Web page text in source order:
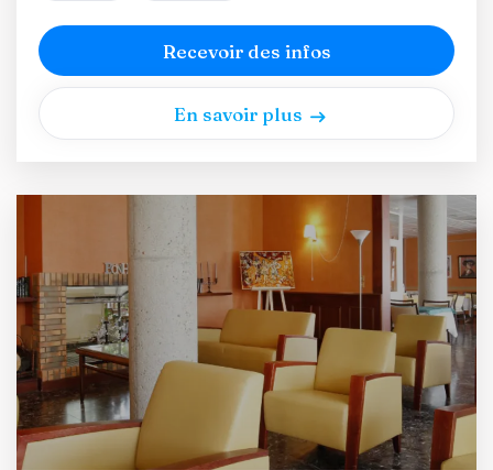
Recevoir des infos
En savoir plus